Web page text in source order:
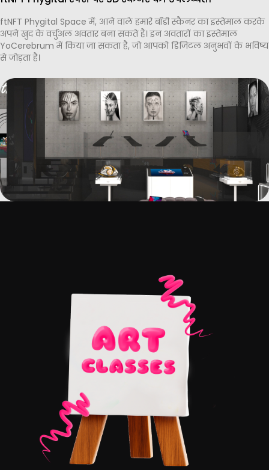
ftNFT Phygital Space में, आने वाले हमारे बॉडी स्कैनर का इस्तेमाल करके
अपने खुद के वर्चुअल अवतार बना सकते हैं। इन अवतारों का इस्तेमाल
YoCerebrum में किया जा सकता है, जो आपको डिजिटल अनुभवों के भविष्य
से जोड़ता है।